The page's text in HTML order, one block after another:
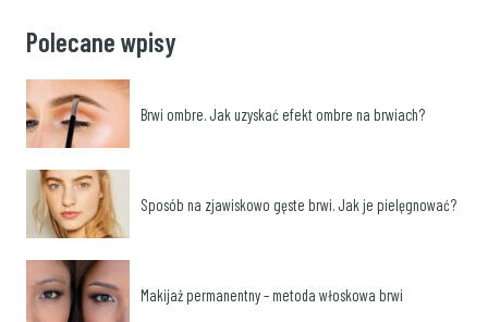
Polecane wpisy
Brwi ombre. Jak uzyskać efekt ombre na brwiach?
Sposób na zjawiskowo gęste brwi. Jak je pielęgnować?
Makijaż permanentny – metoda włoskowa brwi